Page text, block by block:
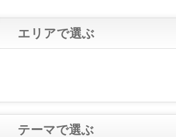
エリアで選ぶ
テーマで選ぶ